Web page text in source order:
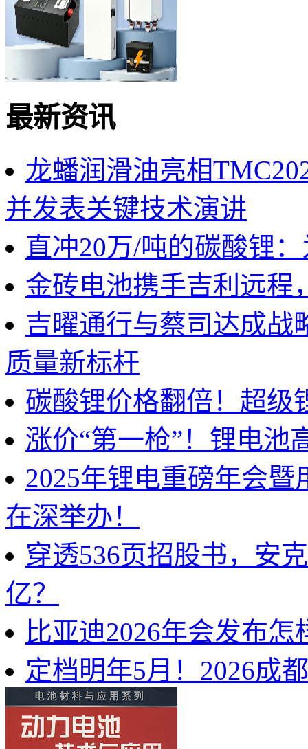
最新资讯
龙蟠润滑油亮相
并发表关键技术演讲
直冲20万/吨的碳酸锂
金砖电池携手吉利远程
吉曜通行与蔡司达成战
质量新标杆
碳酸锂价格翻倍！超级
涨价“第一枪”！锂电池
2025年锂电重磅年会
在深举办！
穿透536页招股书，安
亿？
比亚迪2026年会发布
定档明年5月！2026成